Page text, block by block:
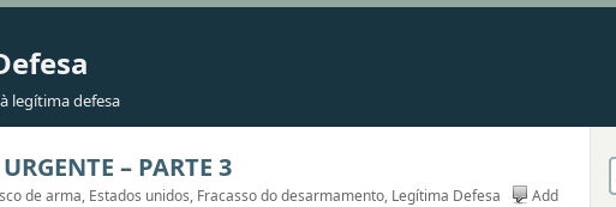
legítima defesa
– PARTE 3
de arma, Estados unidos, Fracasso do desarmamento, Legítima Defesa
Add